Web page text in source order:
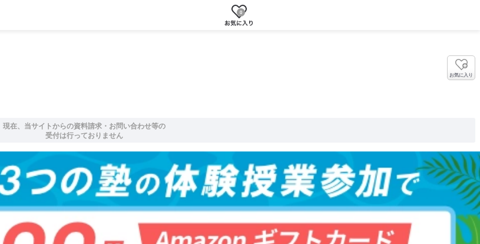
0
お気に入り
現在、当サイトからの資料請求・お問い合わせ等の
受付は行っておりません